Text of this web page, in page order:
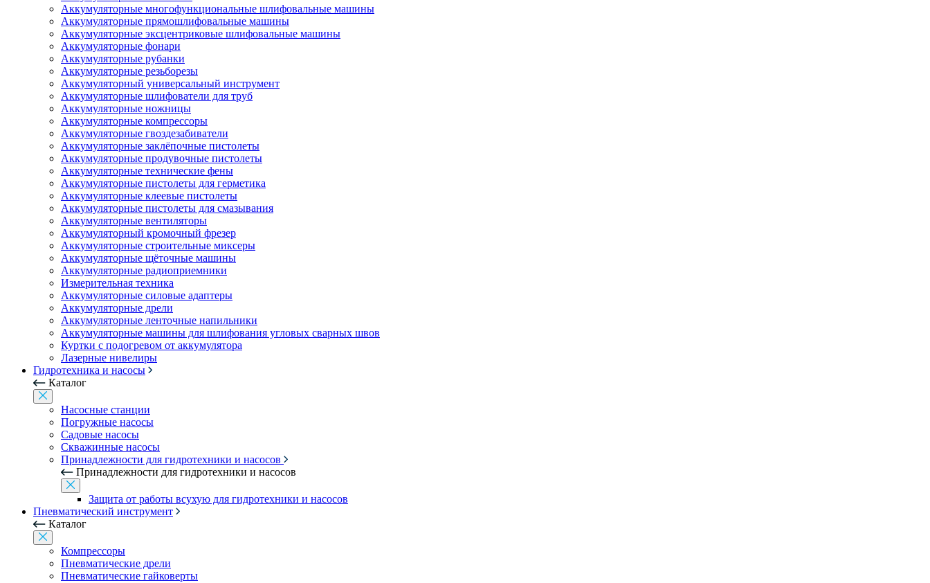
Аккумуляторные многофункциональные шлифовальные машины
Аккумуляторные прямошлифовальные машины
Аккумуляторные эксцентриковые шлифовальные машины
Аккумуляторные фонари
Аккумуляторные рубанки
Аккумуляторные резьборезы
Аккумуляторный универсальный инструмент
Аккумуляторные шлифователи для труб
Аккумуляторные ножницы
Аккумуляторные компрессоры
Аккумуляторные гвоздезабиватели
Аккумуляторные заклёпочные пистолеты
Аккумуляторные продувочные пистолеты
Аккумуляторные технические фены
Аккумуляторные пистолеты для герметика
Аккумуляторные клеевые пистолеты
Аккумуляторные пистолеты для смазывания
Аккумуляторные вентиляторы
Аккумуляторный кромочный фрезер
Аккумуляторные строительные миксеры
Аккумуляторные щёточные машины
Аккумуляторные радиоприемники
Измерительная техника
Аккумуляторные силовые адаптеры
Аккумуляторные дрели
Аккумуляторные ленточные напильники
Аккумуляторные машины для шлифования угловых сварных швов
Куртки с подогревом от аккумулятора
Лазерные нивелиры
Гидротехника и насосы
Каталог
Насосные станции
Погружные насосы
Садовые насосы
Скважинные насосы
Принадлежности для гидротехники и насосов
Принадлежности для гидротехники и насосов
Защита от работы всухую для гидротехники и насосов
Пневматический инструмент
Каталог
Компрессоры
Пневматические дрели
Пневматические гайковерты